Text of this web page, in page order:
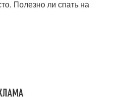
Полезно ли спать на